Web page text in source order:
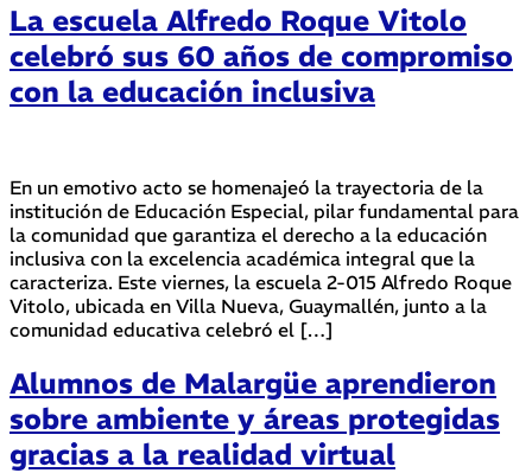
La escuela Alfredo Roque Vitolo
celebró sus 60 años de compromiso
con la educación inclusiva
En un emotivo acto se homenajeó la trayectoria de la
institución de Educación Especial, pilar fundamental para
la comunidad que garantiza el derecho a la educación
inclusiva con la excelencia académica integral que la
caracteriza. Este viernes, la escuela 2-015 Alfredo Roque
Vitolo, ubicada en Villa Nueva, Guaymallén, junto a la
comunidad educativa celebró el […]
Alumnos de Malargüe aprendieron
sobre ambiente y áreas protegidas
gracias a la realidad virtual